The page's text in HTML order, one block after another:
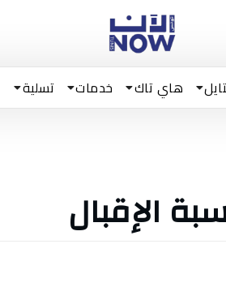
هاي تاك خدمات تسلية
الإقبال